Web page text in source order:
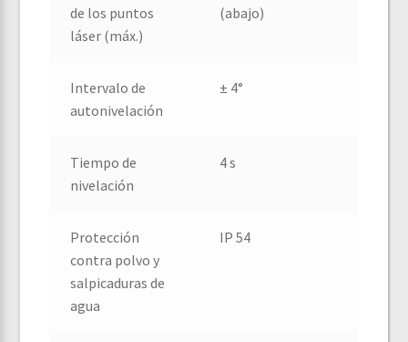
de los puntos
láser (máx.)
(abajo)
Intervalo de
autonivelación
± 4°
Tiempo de
nivelación
4 s
Protección
contra polvo y
salpicaduras de
agua
IP 54